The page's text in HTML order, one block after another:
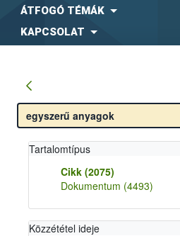
ÁTFOGÓ TÉMÁK
KAPCSOLAT
Tartalomtípus
Cikk (2075)
Dokumentum (4493)
Közzététel ideje